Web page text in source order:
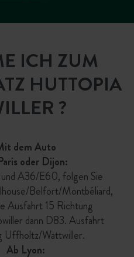
ICH ZUM
HUTTOPIA
?
dem Auto
oder Dijon:
A36/E60, folgen Sie
Belfort/Montbéliard,
Ausfahrt 15 Richtung
dann D83. Ausfahrt
Uffholtz/Wattwiller.
Ab Lyon: